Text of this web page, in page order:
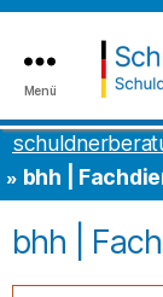
Inhalt
springen
to
the
content
Menü
bhh |
bhh |